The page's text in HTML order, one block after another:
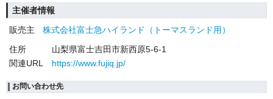
主催者情報
販売主
株式会社富士急ハイランド（トーマスランド用）
住所
山梨県富士吉田市新西原5-6-1
関連URL
https://www.fujiq.jp/
お問い合わせ先